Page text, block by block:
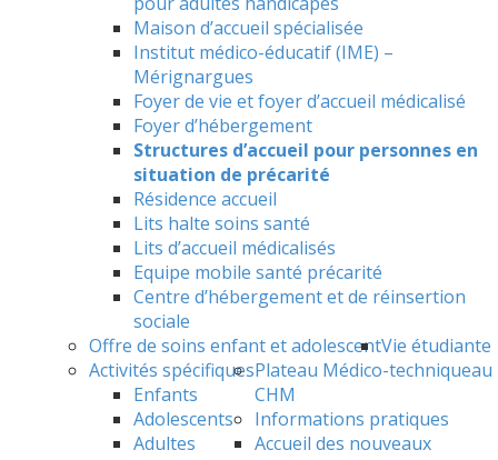
Maison d’accueil spécialisée
Institut médico-éducatif (IME) –
Mérignargues
Foyer de vie et foyer d’accueil médicalisé
Foyer d’hébergement
Structures d’accueil pour personnes en
situation de précarité
Résidence accueil
Lits halte soins santé
Lits d’accueil médicalisés
Equipe mobile santé précarité
Centre d’hébergement et de réinsertion
sociale
Offre de soins enfant et adolescent
Activités spécifiques
Enfants
Adolescents
Adultes
Plateau Médico-technique
Vie étudiante
au
CHM
Informations pratiques
Accueil des nouveaux